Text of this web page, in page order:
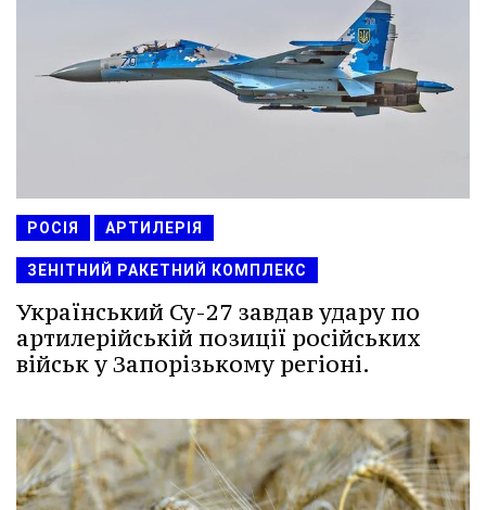
РОСІЯ АРТИЛЕРІЯ
ЗЕНІТНИЙ РАКЕТНИЙ КОМПЛЕКС
Український Су-27 завдав удару по
артилерійській позиції російських
військ у Запорізькому регіоні.